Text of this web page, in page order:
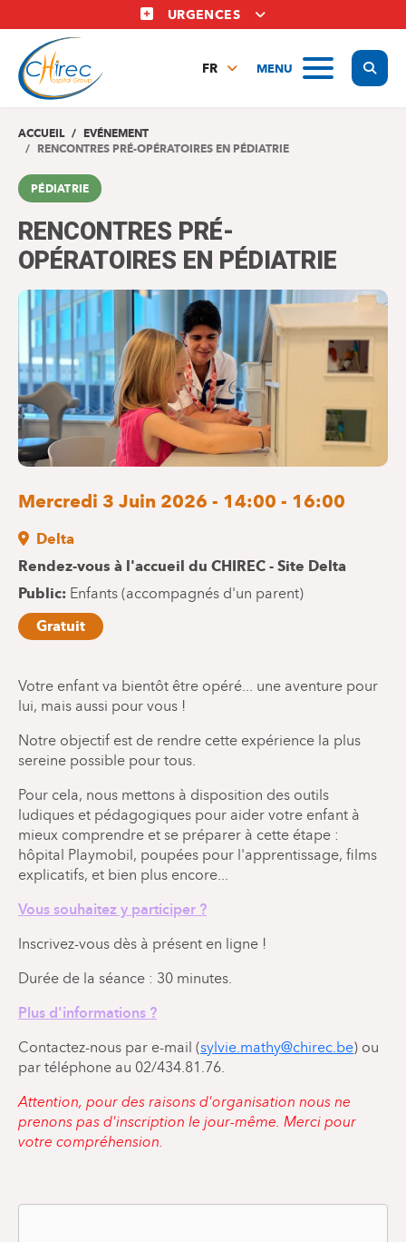
au
contenu
principal
URGENCES
MENU
FR
ACCUEIL
EVÉNEMENT
RENCONTRES PRÉ-OPÉRATOIRES EN PÉDIATRIE
PÉDIATRIE
RENCONTRES PRÉ-
OPÉRATOIRES EN PÉDIATRIE
Mercredi 3 Juin 2026 - 14:00 - 16:00
Delta
Rendez-vous à l'accueil du CHIREC - Site Delta
Public Enfants (accompagnés d'un parent)
Gratuit
Votre enfant va bientôt être opéré... une aventure pour
lui, mais aussi pour vous !
Notre objectif est de rendre cette expérience la plus
sereine possible pour tous.
Pour cela, nous mettons à disposition des outils
ludiques et pédagogiques pour aider votre enfant à
mieux comprendre et se préparer à cette étape :
hôpital Playmobil, poupées pour l'apprentissage, films
explicatifs, et bien plus encore...
Vous souhaitez y participer ?
Inscrivez-vous dès à présent en ligne !
Durée de la séance : 30 minutes.
Plus d'informations ?
Contactez-nous par e-mail (sylvie.mathy@chirec.be) ou
par téléphone au 02/434.81.76.
Attention, pour des raisons d'organisation nous ne
prenons pas d'inscription le jour-même. Merci pour
votre compréhension.